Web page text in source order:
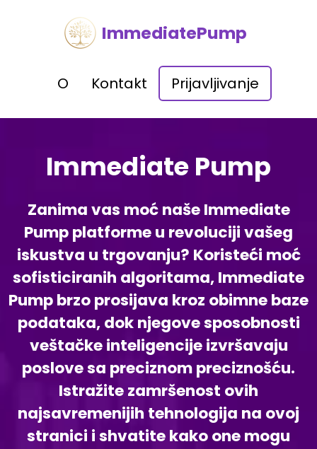
ImmediatePump
O Kontakt Prijavljivanje
Immediate Pump
Zanima vas moć naše Immediate
Pump platforme u revoluciji vašeg
iskustva u trgovanju? Koristeći moć
sofisticiranih algoritama, Immediate
Pump brzo prosijava kroz obimne baze
podataka, dok njegove sposobnosti
veštačke inteligencije izvršavaju
poslove sa preciznom preciznošću.
Istražite zamršenost ovih
najsavremenijih tehnologija na ovoj
stranici i shvatite kako one mogu